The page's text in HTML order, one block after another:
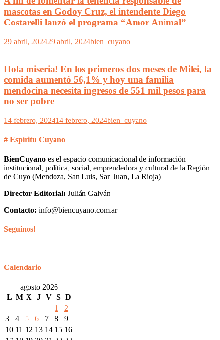
mascotas en Godoy Cruz, el intendente Diego
Costarelli lanzó el programa “Amor Animal”
29 abril, 202429 abril, 2024bien_cuyano
Hola miseria! En los primeros dos meses de Milei, la
comida aumentó 56,1% y hoy una familia
mendocina necesita ingresos de 551 mil pesos para
no ser pobre
14 febrero, 202414 febrero, 2024bien_cuyano
# Espíritu Cuyano
BienCuyano es el espacio comunicacional de información
institucional, política, social, emprendedora y cultural de la Región
de Cuyo (Mendoza, San Luis, San Juan, La Rioja)
Director Editorial: Julián Galván
Contacto: info@biencuyano.com.ar
Seguinos!
Calendario
agosto 2026
L M X J V S D
1
2
3
4 5 6 7 8
9
10 11 12 13 14 15 16